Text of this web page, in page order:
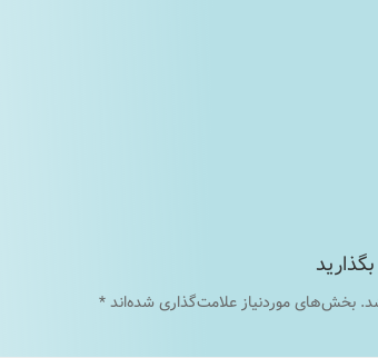
بخش‌های موردنیاز علامت‌گذاری شده‌اند*